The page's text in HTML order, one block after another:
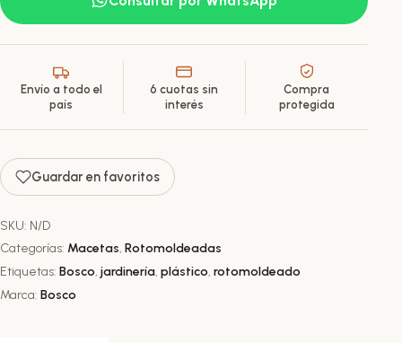
N31
Envío a todo el
país
6 cuotas sin
interés
Compra
protegida
Guardar en favoritos
SKU: N/D
Categorías: Macetas, Rotomoldeadas
Etiquetas: Bosco, jardinería, plástico, rotomoldeado
Marca: Bosco